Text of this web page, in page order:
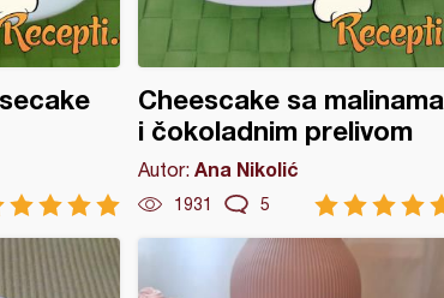
Cheescake sa malinama
i čokoladnim prelivom
Autor: Ana Nikolić
1931 5